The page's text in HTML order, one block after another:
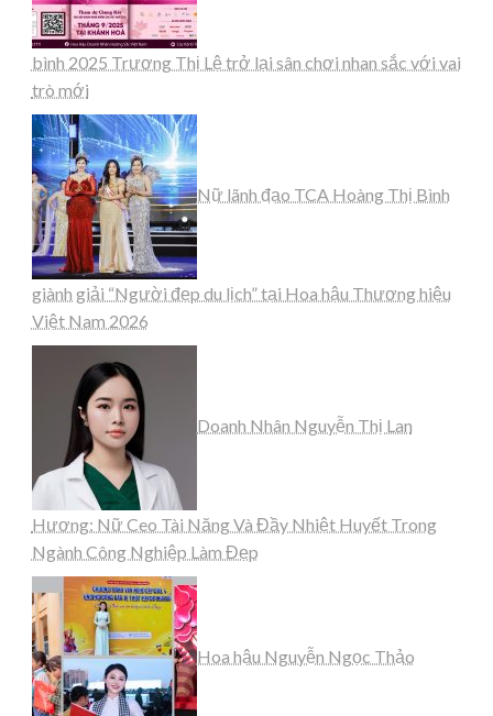
bình 2025 Trương Thị Lệ trở lại sân chơi nhan sắc với vai
trò mới
Nữ lãnh đạo TCA Hoàng Thị Bình
giành giải “Người đẹp du lịch” tại Hoa hậu Thương hiệu
Việt Nam 2026
Doanh Nhân Nguyễn Thị Lan
Hương: Nữ Ceo Tài Năng Và Đầy Nhiệt Huyết Trong
Ngành Công Nghiệp Làm Đẹp
Hoa hậu Nguyễn Ngọc Thảo